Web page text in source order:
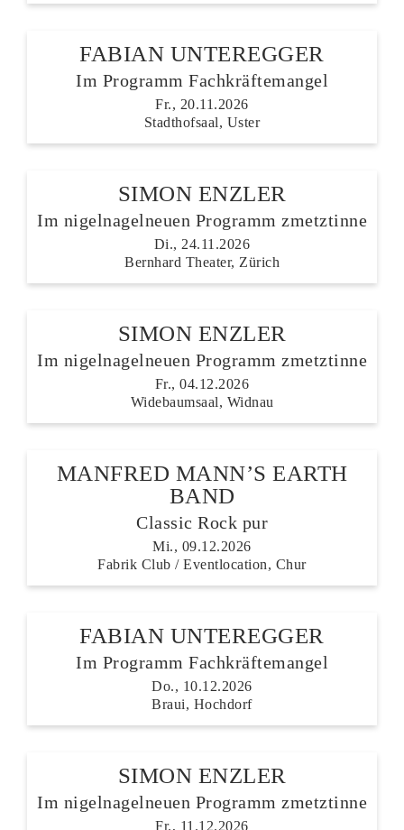
FABIAN UNTEREGGER
Im Programm Fachkräftemangel
Fr., 20.11.2026
Stadthofsaal, Uster
SIMON ENZLER
Im nigelnagelneuen Programm zmetztinne
Di., 24.11.2026
Bernhard Theater, Zürich
SIMON ENZLER
Im nigelnagelneuen Programm zmetztinne
Fr., 04.12.2026
Widebaumsaal, Widnau
MANFRED MANN’S EARTH
BAND
Classic Rock pur
Mi., 09.12.2026
Fabrik Club / Eventlocation, Chur
FABIAN UNTEREGGER
Im Programm Fachkräftemangel
Do., 10.12.2026
Braui, Hochdorf
SIMON ENZLER
Im nigelnagelneuen Programm zmetztinne
Fr., 11.12.2026